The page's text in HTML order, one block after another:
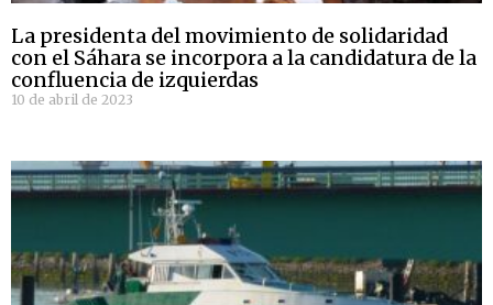
La presidenta del movimiento de solidaridad
con el Sáhara se incorpora a la candidatura de la
confluencia de izquierdas
10 de abril de 2023